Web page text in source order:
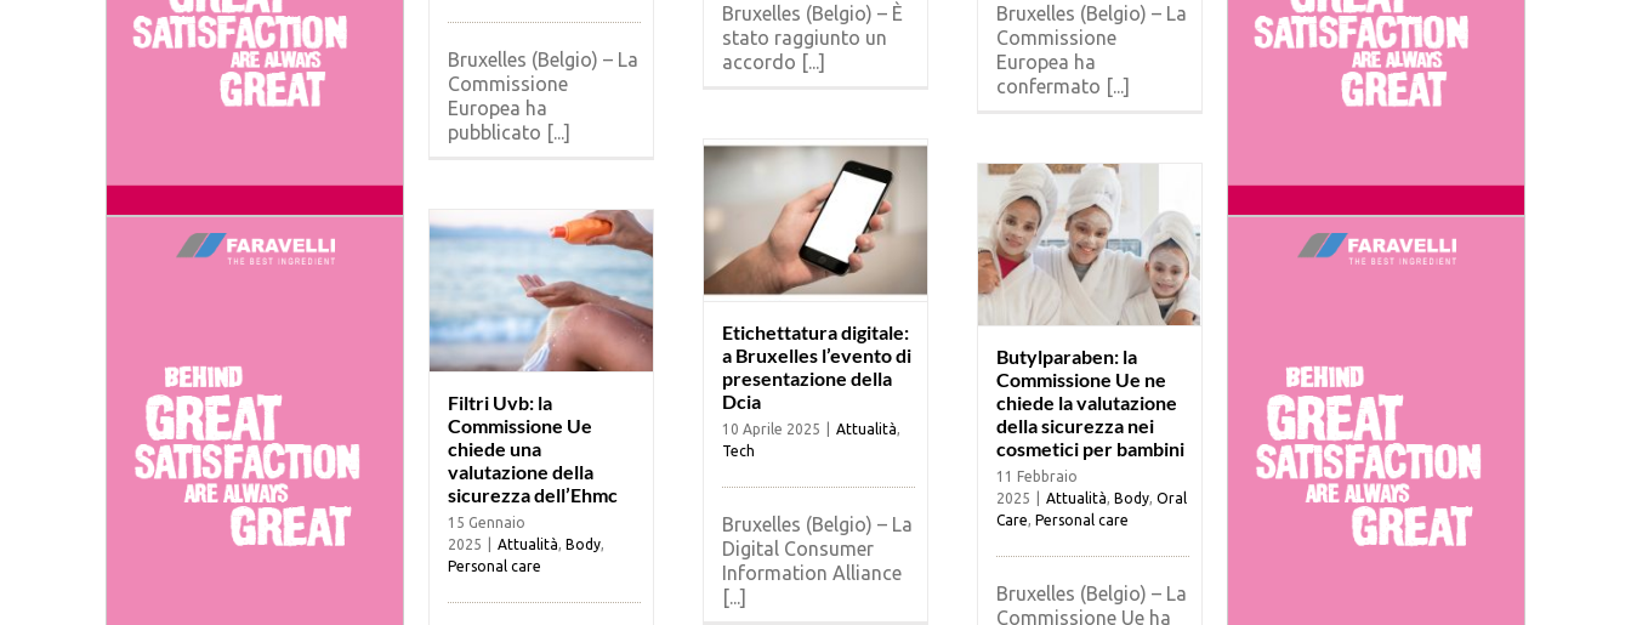
Bruxelles (Belgio) – La
Commissione
Europea ha
confermato [...]
Bruxelles (Belgio) – La
Commissione
Europea ha
pubblicato [...]
Bruxelles (Belgio) – È
stato raggiunto un
accordo [...]
digitale: a Bruxelles
l’evento di
presentazione della
Dcia
Etichettatura digitale:
a Bruxelles l’evento di
presentazione della
Dcia
10 Aprile 2025 Attualità
Tech
Bruxelles (Belgio) – La
Digital Consumer
Information Alliance
[...]
Commissione Ue ne
chiede la
valutazione della
sicurezza nei
Butylparaben: la
Commissione Ue ne
chiede la valutazione
della sicurezza nei
cosmetici per bambini
11 Febbraio
2025
Attualità Body, Oral
Care Personal care
Bruxelles (Belgio) – La
Commissione Ue ha
Commissione Ue
chiede una
valutazione della
sicurezza dell’Ehmc
Filtri Uvb: la
Commissione Ue
chiede una
valutazione della
sicurezza dell’Ehmc
15 Gennaio
2025
Attualità Body,
Personal care